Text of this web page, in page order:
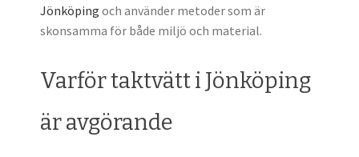
Jönköping och använder metoder som är
skonsamma för både miljö och material.
Varför taktvätt i Jönköping
är avgörande